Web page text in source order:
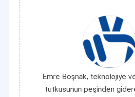
Emre Boşnak, teknolojiye
tutkusunun peşinden